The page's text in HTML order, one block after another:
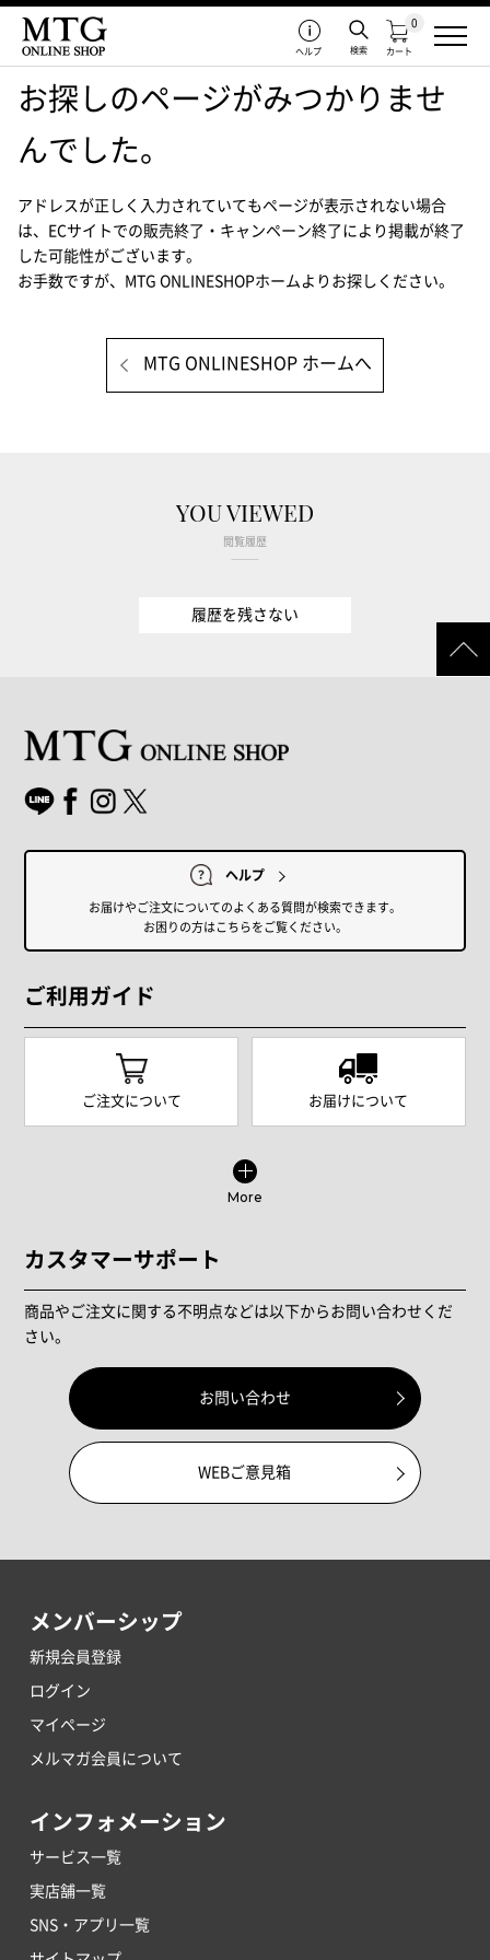
カート
0
検索
ヘルプ
お探しのページがみつかりませ
んでした。
アドレスが正しく入力されていてもページが表示されない場合
は、
ECサイトでの販売終了・キャンペーン終了により掲載が終了
した可能性がございます。
お手数ですが、MTG ONLINESHOPホームよりお探しください。
MTG ONLINESHOP ホームへ
YOU VIEWED
閲覧履歴
履歴を残さない
ヘルプ
お届けやご注文についてのよくある質問が検索できます。
お困りの方はこちらをご覧ください。
ご利用ガイド
ご注文について お届けについて
More
カスタマーサポート
商品やご注文に関する不明点などは以下からお問い合わせくだ
さい。
お問い合わせ
WEBご意見箱
メンバーシップ
新規会員登録
ログイン
マイページ
メルマガ会員について
インフォメーション
サービス一覧
実店舗一覧
SNS・アプリ一覧